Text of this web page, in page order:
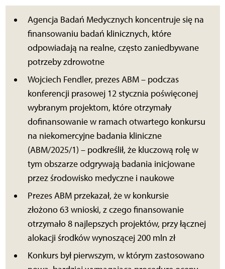
Agencja Badań Medycznych koncentruje się na
finansowaniu badań klinicznych, które
odpowiadają na realne, często zaniedbywane
potrzeby zdrowotne
Wojciech Fendler, prezes ABM – podczas
konferencji prasowej 12 stycznia poświęconej
wybranym projektom, które otrzymały
dofinansowanie w ramach otwartego konkursu
na niekomercyjne badania kliniczne
(ABM/2025/1) – podkreślił, że kluczową rolę w
tym obszarze odgrywają badania inicjowane
przez środowisko medyczne i naukowe
Prezes ABM przekazał, że w konkursie
złożono 63 wnioski, z czego finansowanie
otrzymało 8 najlepszych projektów, przy łącznej
alokacji środków wynoszącej 200 mln zł
Konkurs był pierwszym, w którym zastosowano